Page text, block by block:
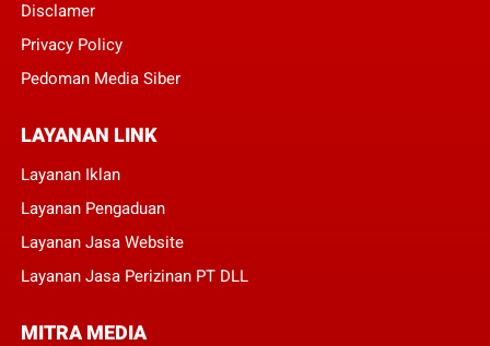
Disclamer
Privacy Policy
Pedoman Media Siber
LAYANAN LINK
Layanan Iklan
Layanan Pengaduan
Layanan Jasa Website
Layanan Jasa Perizinan PT DLL
MITRA MEDIA